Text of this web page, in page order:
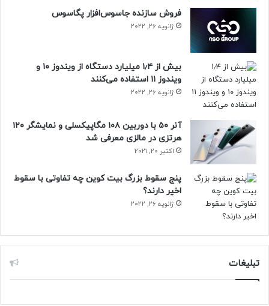
فروش سازنده جاسوس‌افزار پگاسوس
ژانویه 26, 2022
بیش از ۱٫۴ میلیارد دستگاه از ویندوز ۱۰ و
ویندوز ۱۱ استفاده می‌کنند
ژانویه 26, 2022
آنر ۵۰ با دوربین ۱۰۸ مگاپیکسلی و نمایشگر ۱۲۰
هرتزی در مالزی معرفی شد
اکتبر 20, 2021
پنج سقوط بزرگ بیت کوین چه تفاوتی با سقوط
اخیر دارند؟
ژانویه 26, 2022
تبلیغات